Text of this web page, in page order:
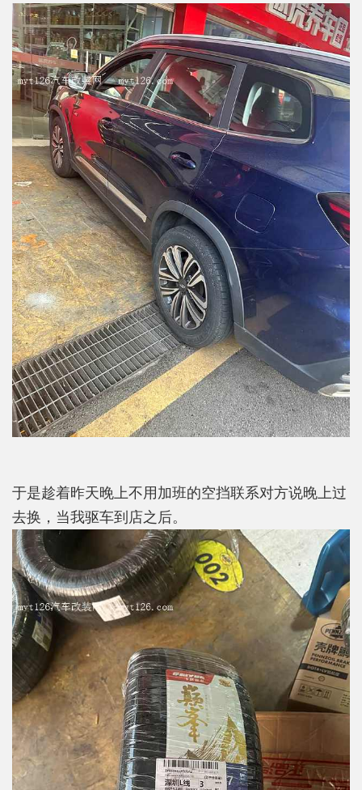
于是趁着昨天晚上不用加班的空挡联系对方说晚上过
去换，当我驱车到店之后。